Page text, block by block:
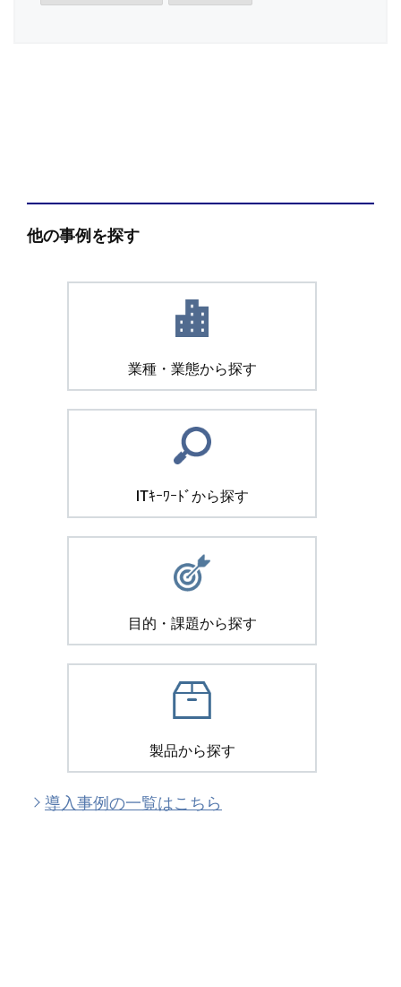
他の事例を探す
業種・業態から探す
ITｷｰﾜｰﾄﾞから探す
目的・課題から探す
製品から探す
導入事例の一覧はこちら